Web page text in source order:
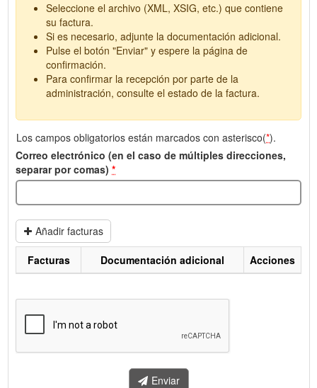
Seleccione el archivo (XML, XSIG, etc.) que contiene
su factura.
Si es necesario, adjunte la documentación adicional.
Pulse el botón "Enviar" y espere la página de
confirmación.
Para confirmar la recepción por parte de la
administración, consulte el estado de la factura.
Los campos obligatorios están marcados con asterisco(*).
Correo electrónico (en el caso de múltiples direcciones,
separar por comas) *
Añadir facturas
enviar.
Facturas Documentación adicional Acciones
Enviar